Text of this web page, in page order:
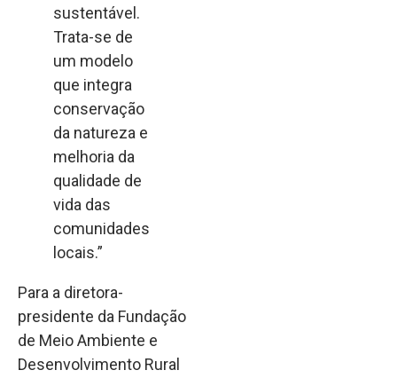
sustentável.
Trata-se de
um modelo
que integra
conservação
da natureza e
melhoria da
qualidade de
vida das
comunidades
locais.”
Para a diretora-
presidente da Fundação
de Meio Ambiente e
Desenvolvimento Rural